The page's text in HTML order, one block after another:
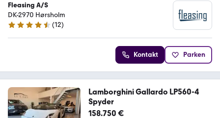
Fleasing A/S
DK-2970 Hørsholm
4.5 Sterne
(12)
Kontakt Parken
Lamborghini Gallardo LP560-4
Spyder
158.750 €